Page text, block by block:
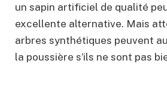
un sapin artificiel de qualité
excellente alternative. Mais
arbres synthétiques peuvent
la poussière s’ils ne sont pas